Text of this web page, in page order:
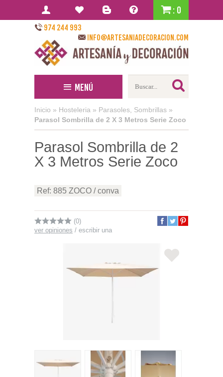
: 0
974 244 993
info@artesaniadecoracion.com
Menú
Inicio » Hosteleria » Parasoles, Sombrillas »
Parasol Sombrilla de 2 X 3 Metros Serie Zoco
Parasol Sombrilla de 2
X 3 Metros Serie Zoco
Ref: 885 ZOCO / conva
(0)
ver opiniones / escribir una